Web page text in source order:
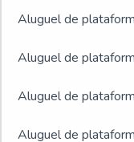
Aluguel de
Aluguel de
Aluguel de
Aluguel de